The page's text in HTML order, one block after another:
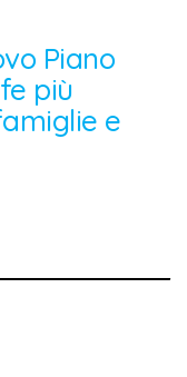
Piano
più
e